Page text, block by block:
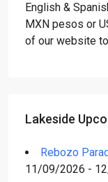
English &
MXN pesos or
of our website
Lakeside
Rebozo
11/09/2026 -